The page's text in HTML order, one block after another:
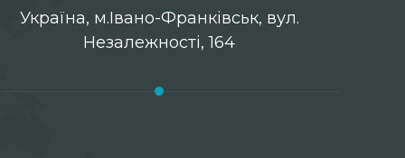
Українa, м.Івано-Франківськ, вул.
Незалежності, 164